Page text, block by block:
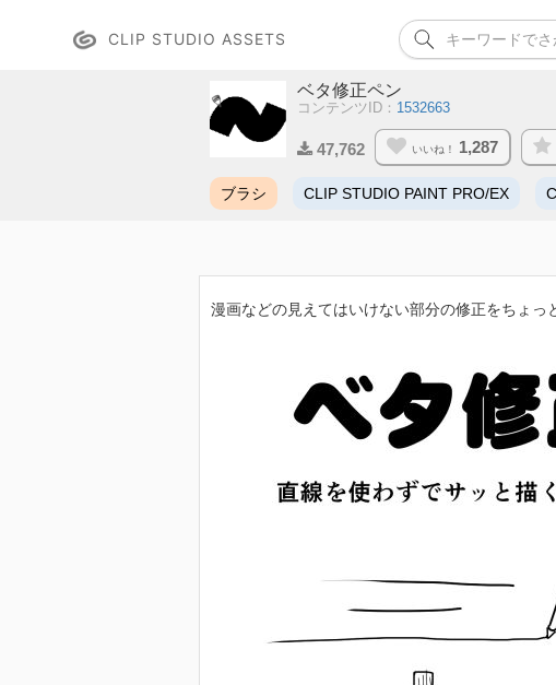
CLIP STUDIO ASSETS
ベタ修正ペン
コンテンツID： 1532663
47,762 いいね！ 1,287
ブラシ CLIP STUDIO PAINT PRO/EX
漫画などの見えてはいけない部分の修正をちょっ